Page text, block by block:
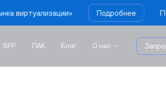
Подробнее Получите
SPP ПАК Блог О нас